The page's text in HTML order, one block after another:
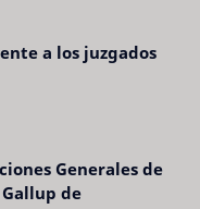
a los juzgados
Generales de
Gallup de